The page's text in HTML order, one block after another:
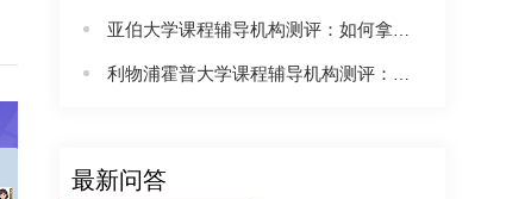
亚伯大学课程辅导机构测评：如何拿下“查尔斯王子母校”的高强度学业？
利物浦霍普大学课程辅导机构测评：如何拿下“全英学生满意度前列”的高强度学业？
最新问答